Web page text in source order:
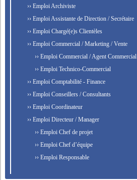
›› Emploi Archiviste
›› Emploi Assistante de Direction / Secrétaire
›› Emploi Chargé(e)s Clientèles
›› Emploi Commercial / Marketing / Vente
›› Emploi Commercial / Agent Commercial
›› Emploi Technico-Commercial
›› Emploi Comptabilité - Finance
›› Emploi Conseillers / Consultants
›› Emploi Coordinateur
›› Emploi Directeur / Manager
›› Emploi Chef de projet
›› Emploi Chef d’équipe
›› Emploi Responsable